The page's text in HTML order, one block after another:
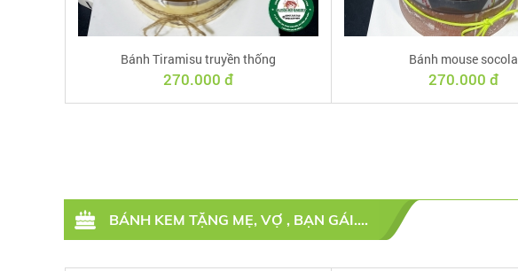
Bánh Tiramisu truyền thống
270.000 đ
Bánh mouse socola
270.000 đ
BÁNH KEM TẶNG MẸ, VỢ , BẠN GÁI....